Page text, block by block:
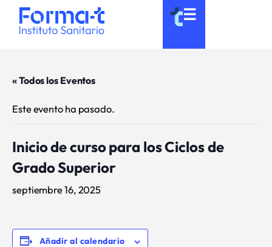
contenido
☰
« Todos los Eventos
Este evento ha pasado.
Inicio de curso para los Ciclos de
Grado Superior
septiembre 16, 2025
Añadir al calendario